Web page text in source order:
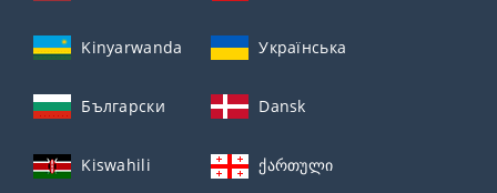
Kinyarwanda Українська
Български Dansk
Kiswahili ქართული